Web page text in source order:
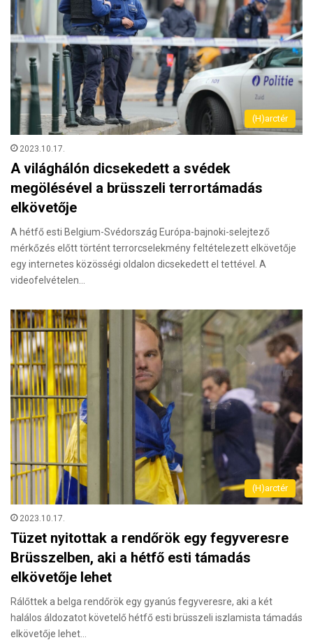
(H)arctér
2023.10.17.
A világhálón dicsekedett a svédek
megölésével a brüsszeli terrortámadás
elkövetője
A hétfő esti Belgium-Svédország Európa-bajnoki-selejtező
mérkőzés előtt történt terrorcselekmény feltételezett elkövetője
egy internetes közösségi oldalon dicsekedett el tettével. A
videofelvételen…
(H)arctér
2023.10.17.
Tüzet nyitottak a rendőrök egy fegyveresre
Brüsszelben, aki a hétfő esti támadás
elkövetője lehet
Rálőttek a belga rendőrök egy gyanús fegyveresre, aki a két
halálos áldozatot követelő hétfő esti brüsszeli iszlamista támadás
elkövetője lehet…